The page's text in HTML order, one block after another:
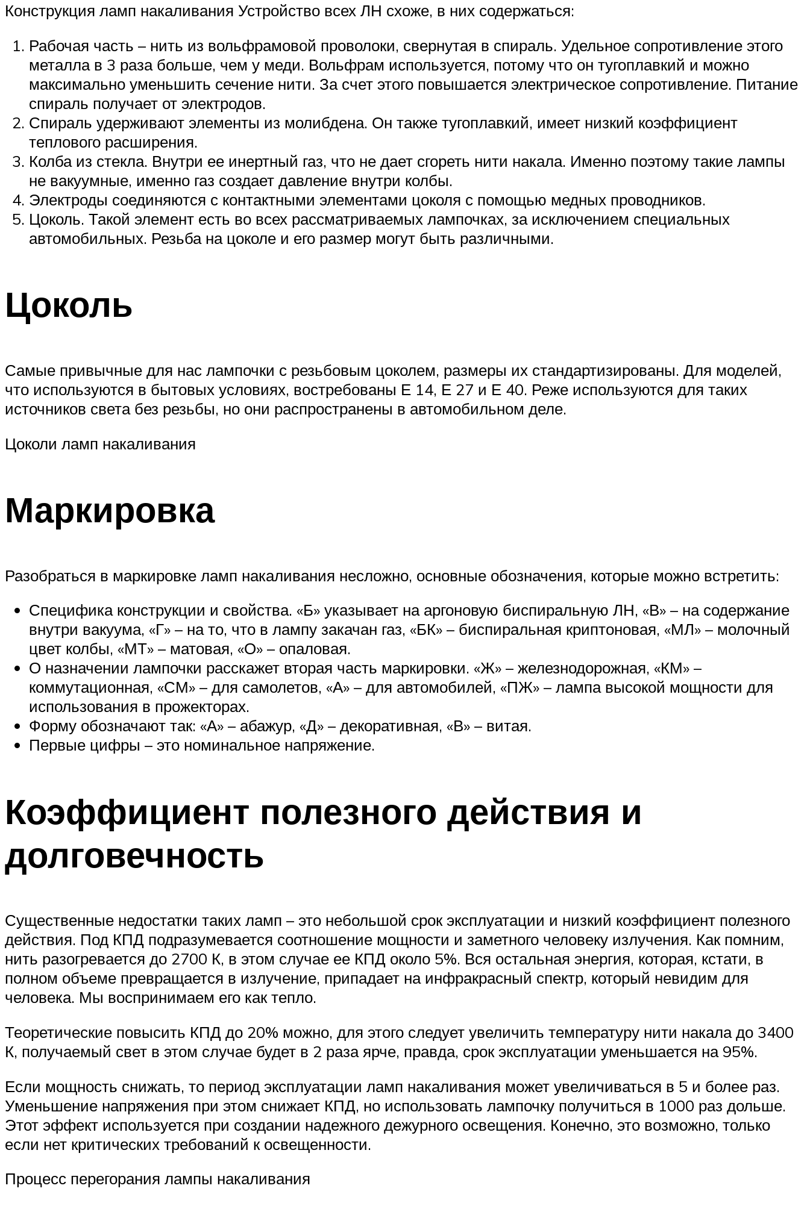
Конструкция ламп накаливания Устройство всех ЛН схоже, в них содержаться:
Рабочая часть – нить из вольфрамовой проволоки, свернутая в спираль. Удельное сопротивление этого
металла в 3 раза больше, чем у меди. Вольфрам используется, потому что он тугоплавкий и можно
максимально уменьшить сечение нити. За счет этого повышается электрическое сопротивление. Питание
спираль получает от электродов.
Спираль удерживают элементы из молибдена. Он также тугоплавкий, имеет низкий коэффициент
теплового расширения.
Колба из стекла. Внутри ее инертный газ, что не дает сгореть нити накала. Именно поэтому такие лампы
не вакуумные, именно газ создает давление внутри колбы.
Электроды соединяются с контактными элементами цоколя с помощью медных проводников.
Цоколь. Такой элемент есть во всех рассматриваемых лампочках, за исключением специальных
автомобильных. Резьба на цоколе и его размер могут быть различными.
Цоколь
Самые привычные для нас лампочки с резьбовым цоколем, размеры их стандартизированы. Для моделей,
что используются в бытовых условиях, востребованы Е 14, Е 27 и Е 40. Реже используются для таких
источников света без резьбы, но они распространены в автомобильном деле.
Цоколи ламп накаливания
Маркировка
Разобраться в маркировке ламп накаливания несложно, основные обозначения, которые можно встретить:
Специфика конструкции и свойства. «Б» указывает на аргоновую биспиральную ЛН, «В» – на содержание
внутри вакуума, «Г» – на то, что в лампу закачан газ, «БК» – биспиральная криптоновая, «МЛ» – молочный
цвет колбы, «МТ» – матовая, «О» – опаловая.
О назначении лампочки расскажет вторая часть маркировки. «Ж» – железнодорожная, «КМ» –
коммутационная, «СМ» – для самолетов, «А» – для автомобилей, «ПЖ» – лампа высокой мощности для
использования в прожекторах.
Форму обозначают так: «А» – абажур, «Д» – декоративная, «В» – витая.
Первые цифры – это номинальное напряжение.
Коэффициент полезного действия и
долговечность
Существенные недостатки таких ламп – это небольшой срок эксплуатации и низкий коэффициент полезного
действия. Под КПД подразумевается соотношение мощности и заметного человеку излучения. Как помним,
нить разогревается до 2700 К, в этом случае ее КПД около 5%. Вся остальная энергия, которая, кстати, в
полном объеме превращается в излучение, припадает на инфракрасный спектр, который невидим для
человека. Мы воспринимаем его как тепло.
Теоретические повысить КПД до 20% можно, для этого следует увеличить температуру нити накала до 3400
К, получаемый свет в этом случае будет в 2 раза ярче, правда, срок эксплуатации уменьшается на 95%.
Если мощность снижать, то период эксплуатации ламп накаливания может увеличиваться в 5 и более раз.
Уменьшение напряжения при этом снижает КПД, но использовать лампочку получиться в 1000 раз дольше.
Этот эффект используется при создании надежного дежурного освещения. Конечно, это возможно, только
если нет критических требований к освещенности.
Процесс перегорания лампы накаливания